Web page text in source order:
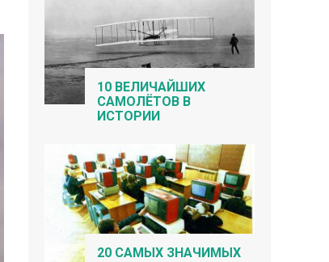
10 ВЕЛИЧАЙШИХ
САМОЛЁТОВ В
ИСТОРИИ
20 САМЫХ ЗНАЧИМЫХ